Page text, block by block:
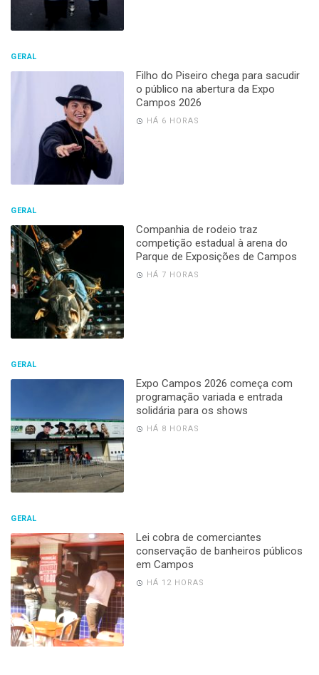
GERAL
Filho do Piseiro chega para sacudir
o público na abertura da Expo
Campos 2026
HÁ 6 HORAS
GERAL
Companhia de rodeio traz
competição estadual à arena do
Parque de Exposições de Campos
HÁ 7 HORAS
GERAL
Expo Campos 2026 começa com
programação variada e entrada
solidária para os shows
HÁ 8 HORAS
GERAL
Lei cobra de comerciantes
conservação de banheiros públicos
em Campos
HÁ 12 HORAS